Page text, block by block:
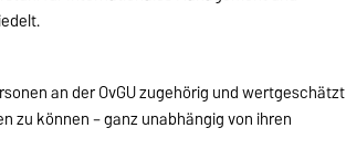
an der OvGU zugehörig und wertgeschätzt
zu können – ganz unabhängig von ihren